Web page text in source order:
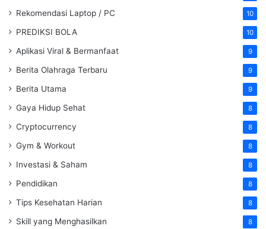
Rekomendasi Laptop / PC 10
PREDIKSI BOLA 10
Aplikasi Viral & Bermanfaat 9
Berita Olahraga Terbaru 9
Berita Utama 9
Gaya Hidup Sehat 8
Cryptocurrency 8
Gym & Workout 8
Investasi & Saham 8
Pendidikan 8
Tips Kesehatan Harian 8
Skill yang Menghasilkan 8